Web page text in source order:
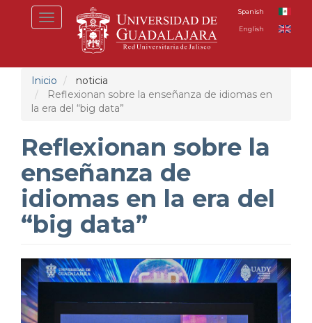
Toggle
navigation
Spanish
English
Inicio
noticia
Reflexionan sobre la enseñanza de idiomas en
la era del “big data”
Reflexionan sobre la
enseñanza de
idiomas en la era del
“big data”